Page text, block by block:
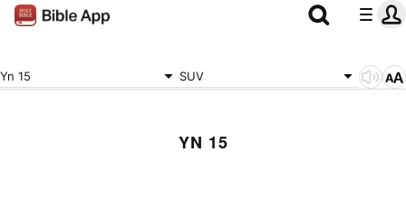
Yn 15 SUV
YN 15